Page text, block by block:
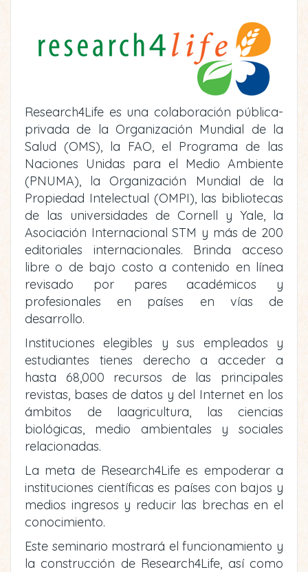
Research4Life es una colaboración pública-
privada de la Organización Mundial de la
Salud (OMS), la FAO, el Programa de las
Naciones Unidas para el Medio Ambiente
(PNUMA), la Organización Mundial de la
Propiedad Intelectual (OMPI), las bibliotecas
de las universidades de Cornell y Yale, la
Asociación Internacional STM y más de 200
editoriales internacionales. Brinda acceso
libre o de bajo costo a contenido en línea
revisado por pares académicos y
profesionales en países en vías de
desarrollo.
Instituciones elegibles y sus empleados y
estudiantes tienes derecho a acceder a
hasta 68,000 recursos de las principales
revistas, bases de datos y del Internet en los
ámbitos de laagricultura, las ciencias
biológicas, medio ambientales y sociales
relacionadas.
La meta de Research4Life es empoderar a
instituciones científicas es países con bajos y
medios ingresos y reducir las brechas en el
conocimiento.
Este seminario mostrará el funcionamiento y
la construcción de Research4Life, así como